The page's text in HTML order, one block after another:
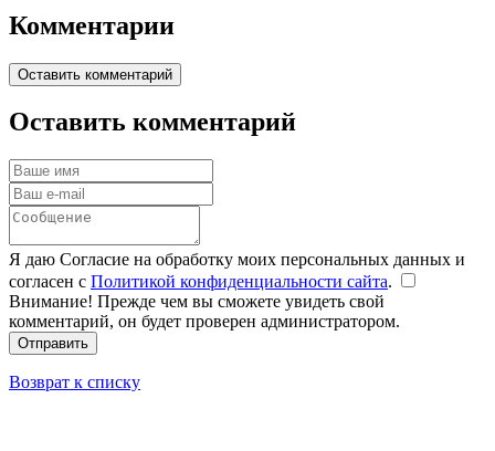
Комментарии
Оставить комментарий
Оставить комментарий
Я даю Согласие на обработку моих персональных данных и
согласен с Политикой конфиденциальности сайта.
Внимание! Прежде чем вы сможете увидеть свой
комментарий, он будет проверен администратором.
Отправить
Возврат к списку